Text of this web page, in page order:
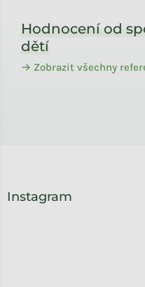
Hodnocení od
dětí
→ Zobrazit všechny
Instagram